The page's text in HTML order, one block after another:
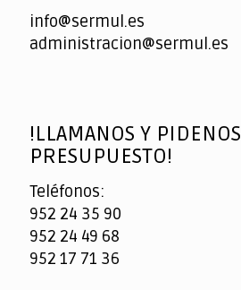
info@sermul.es
administracion@sermul.es
!LLAMANOS Y PIDENOS
PRESUPUESTO!
Teléfonos:
952 24 35 90
952 24 49 68
952 17 71 36